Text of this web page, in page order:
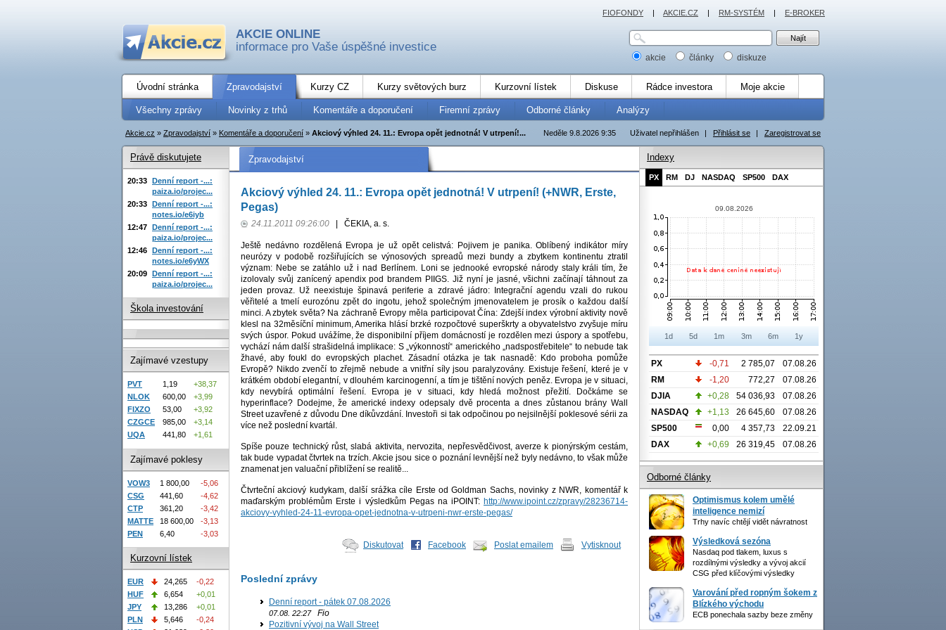
AKCIE ONLINE
informace pro Vaše úspěšné investice
akcie články diskuze
Úvodní stránka Zpravodajství Kurzy CZ Kurzy světových burz Kurzovní lístek Diskuse Rádce investora Moje akcie
Všechny zprávy Novinky z trhů Komentáře a doporučení Firemní zprávy Odborné články Analýzy
Uživatel nepřihlášen | Přihlásit se | Zaregistrovat se
Neděle 9.8.2026 9:35
Akcie.cz » Zpravodajství » Komentáře a doporučení » Akciový výhled 24. 11.: Evropa opět jednotná! V utrpení!...
Zpravodajství
Akciový výhled 24. 11.: Evropa opět jednotná! V utrpení! (+NWR, Erste,
Pegas)
24.11.2011 09:26:00 ČEKIA, a. s.
Ještě nedávno rozdělená Evropa je už opět celistvá: Pojivem je panika. Oblíbený indikátor míry
neurózy v podobě rozšiřujících se výnosových spreadů mezi bundy a zbytkem kontinentu ztratil
význam: Nebe se zatáhlo už i nad Berlínem. Loni se jednooké evropské národy staly králi tím, že
izolovaly svůj zanícený apendix pod brandem PIIGS. Již nyní je jasné, všichni začínají táhnout za
jeden provaz. Už neexistuje špinavá periferie a zdravé jádro: Integrační agendu vzali do rukou
věřitelé a tmelí eurozónu zpět do ingotu, jehož společným jmenovatelem je prosík o každou další
minci. A zbytek světa? Na záchraně Evropy měla participovat Čína: Zdejší index výrobní aktivity nově
klesl na 32měsíční minimum, Amerika hlásí brzké rozpočtové superškrty a obyvatelstvo zvyšuje míru
svých úspor. Pokud uvážíme, že disponibilní příjem domácností je rozdělen mezi úspory a spotřebu,
vychází nám další strašidelná implikace: S „výkonností“ amerického „nadspostřebitele“ to nebude tak
žhavé, aby foukl do evropských plachet. Zásadní otázka je tak nasnadě: Kdo proboha pomůže
Evropě? Nikdo zvenčí to zřejmě nebude a vnitřní síly jsou paralyzovány. Existuje řešení, které je v
krátkém období elegantní, v dlouhém karcinogenní, a tím je tištění nových peněz. Evropa je v situaci,
kdy nevybírá optimální řešení. Evropa je v situaci, kdy hledá možnost přežití. Dočkáme se
hyperinflace? Dodejme, že americké indexy odepsaly dvě procenta a dnes zůstanou brány Wall
Street uzavřené z důvodu Dne díkůvzdání. Investoři si tak odpočinou po nejsilnější poklesové sérii za
více než poslední kvartál.
Spíše pouze technický růst, slabá aktivita, nervozita, nepřesvědčivost, averze k pionýrským cestám,
tak bude vypadat čtvrtek na trzích. Akcie jsou sice o poznání levnější než byly nedávno, to však může
znamenat jen valuační přiblížení se realitě...
Čtvrteční akciový kudykam, další srážka cíle Erste od Goldman Sachs, novinky z NWR, komentář k
maďarským problémům Erste i výsledkům Pegas na iPOINT: http://www.ipoint.cz/zpravy/28236714-
akciovy-vyhled-24-11-evropa-opet-jednotna-v-utrpeni-nwr-erste-pegas/
Diskutovat Facebook Poslat emailem Vytisknout
Poslední zprávy
Denní report - pátek 07.08.2026
07.08. 22:27Fio
Pozitivní vývoj na Wall Street
Právě diskutujete
20:33 Denní report -...:
paiza.io/projec...
20:33 Denní report -...:
notes.io/e6iyb
12:47 Denní report -...:
paiza.io/projec...
12:46 Denní report -...:
notes.io/e6yWX
20:09 Denní report -...:
paiza.io/projec...
Škola investování
Zajímavé vzestupy
PVT 1,19
+38,37
NLOK
600,00
+3,99
FIXZO
53,00
+3,92
CZGCE
985,00
+3,14
UQA
441,80 +1,61
Zajímavé poklesy
VOW3 1 800,00
-5,06
CSG
441,60
-4,62
CTP
361,20
-3,42
MATTE
18 600,00
-3,13
PEN
6,40 -3,03
Kurzovní lístek
EUR 24,265
-0,22
HUF
6,654
+0,01
JPY
13,286
+0,01
PLN
5,646
-0,24
Indexy
PX RM DJ NASDAQ SP500 DAX
09.08.2026
1d 5d 1m 3m 6m 1y
PX -0,71 2 785,07
07.08.26
RM
-1,20 772,27
07.08.26
DJIA
+0,28 54 036,93
07.08.26
NASDAQ
+1,13 26 645,60
07.08.26
SP500
0,00 4 357,73
22.09.21
DAX
+0,69 26 319,45 07.08.26
Odborné články
Optimismus kolem umělé
inteligence nemizí
Trhy navíc chtějí vidět návratnost
Výsledková sezóna
Nasdaq pod tlakem, luxus s
rozdílnými výsledky a vývoj akcií
CSG před klíčovými výsledky
Varování před ropným šokem z
Blízkého východu
ECB ponechala sazby beze změny
FIOFONDY | AKCIE.CZ | RM-SYSTÉM | E-BROKER